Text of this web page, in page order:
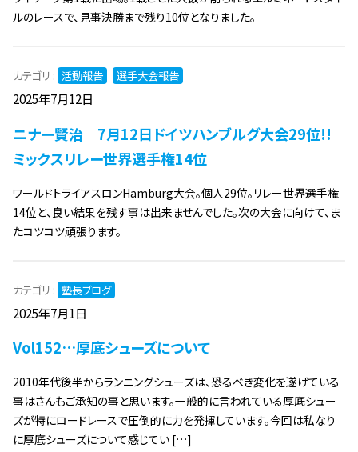
ルのレースで、見事決勝まで残り10位となりました。
カテゴリ : 活動報告 選手大会報告
2025年7月12日
ニナー賢治 7月12日ドイツハンブルグ大会29位!!
ミックスリレー世界選手権14位
ワールドトライアスロンHamburg大会。個人29位。リレー世界選手権
14位と、良い結果を残す事は出来ませんでした。次の大会に向けて、ま
たコツコツ頑張ります。
カテゴリ : 塾長ブログ
2025年7月1日
Vol152…厚底シューズについて
2010年代後半からランニングシューズは、恐るべき変化を遂げている
事はさんもご承知の事と思います。一般的に言われている厚底シュー
ズが特にロードレースで圧倒的に力を発揮しています。今回は私なり
に厚底シューズについて感じてい […]